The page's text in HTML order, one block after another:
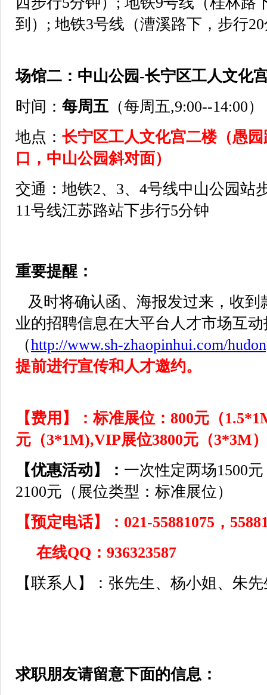
到）; 地铁3号线（漕溪路下，步行
场馆二：中山公园-长宁区工人文化
时间： 每周五 （每周五,9:00--14:00）
地点： 长宁区工人文化宫二楼（愚
口，中山公园斜对面）
交通：地铁2、3、4号线中山公园站
11号线江苏路站下步行5分钟
重要提醒：
及时将确认函、海报发过来，收到
业的招聘信息在大平台人才市场互
（http://www.sh-zhaopinhui.com/
提前进行宣传和人才邀约。
【费用】：标准展位：800元（
元（3*1M),VIP展位3800元（3*3M）
【优惠活动】： 一次性定两场1500
2100元（展位类型：标准展位）
【预定电话】：021-55881075，
在线QQ：936323587
【联系人】：张先生、杨小姐、朱
求职朋友请留意下面的信息：